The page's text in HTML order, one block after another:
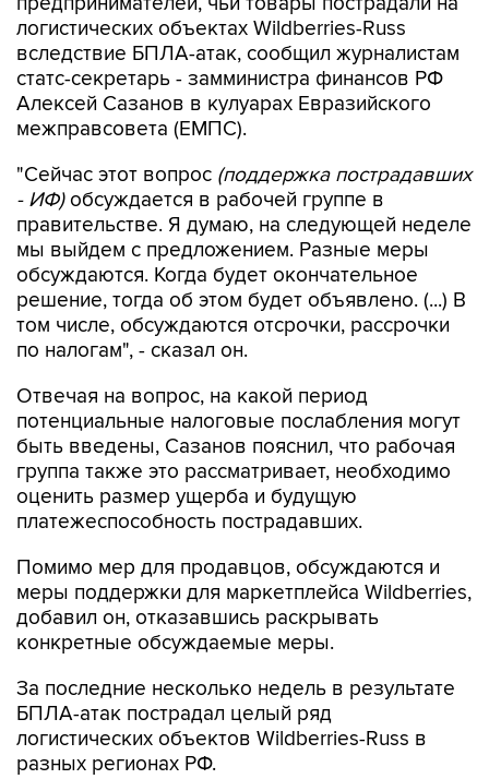
логистических объектах Wildberries-Russ
вследствие БПЛА-атак, сообщил журналистам
статс-секретарь - замминистра финансов РФ
Алексей Сазанов в кулуарах Евразийского
межправсовета (ЕМПС).
"Сейчас этот вопрос (поддержка пострадавших
- ИФ)обсуждается в рабочей группе в
правительстве. Я думаю, на следующей неделе
мы выйдем с предложением. Разные меры
обсуждаются. Когда будет окончательное
решение, тогда об этом будет объявлено. (...) В
том числе, обсуждаются отсрочки, рассрочки
по налогам", - сказал он.
Отвечая на вопрос, на какой период
потенциальные налоговые послабления могут
быть введены, Сазанов пояснил, что рабочая
группа также это рассматривает, необходимо
оценить размер ущерба и будущую
платежеспособность пострадавших.
Помимо мер для продавцов, обсуждаются и
меры поддержки для маркетплейса Wildberries,
добавил он, отказавшись раскрывать
конкретные обсуждаемые меры.
За последние несколько недель в результате
БПЛА-атак пострадал целый ряд
логистических объектов Wildberries-Russ в
разных регионах РФ.